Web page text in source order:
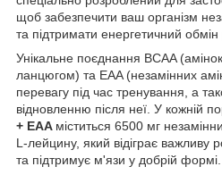
щоб забезпечити ваш організм
та підтримати енергетичний обмін
Унікальне поєднання BCAA
ланцюгом) та EAA (незамінних
перевагу під час тренування, а
відновленню після неї. У кожній
+ EAA міститься 6500 мг
L-лейцину, який відіграє важливу
та підтримує м'язи у добрій формі.